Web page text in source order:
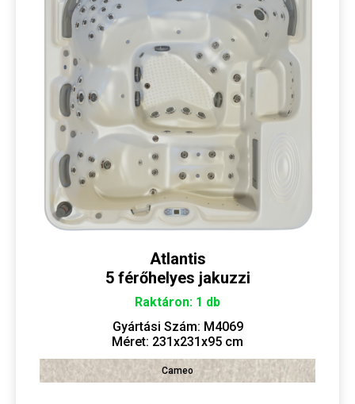
Atlantis
5 férőhelyes jakuzzi
Raktáron: 1 db
Gyártási Szám: M4069
Méret: 231x231x95 cm
Cameo